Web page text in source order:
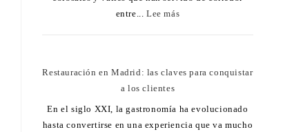
entre...Lee más
Restauración en Madrid: las claves para conquistar
a los clientes
En el siglo XXI, la gastronomía ha evolucionado
hasta convertirse en una experiencia que va mucho